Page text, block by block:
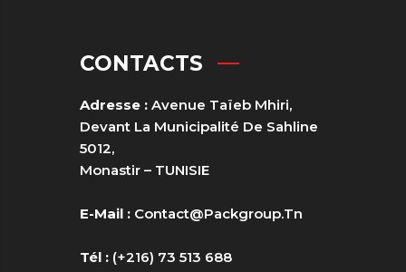
CONTACTS
Adresse : Avenue Taïeb Mhiri,
Devant La Municipalité De Sahline
5012,
Monastir – TUNISIE
E-Mail : Contact@packgroup.tn
Tél : (+216) 73 513 688